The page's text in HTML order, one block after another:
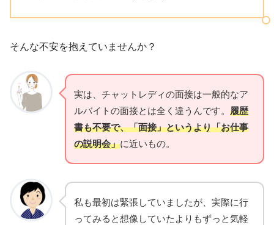
そんな不安を抱えていませんか？
実は、チャットレディの面接は一般的なア
ルバイトの面接とは全く違うんです。 履歴
書も不要で、「面接」というより「お仕事
の説明会」に近いもの。
私も最初は緊張していましたが、実際に行
ってみると想像していたよりもずっと気軽